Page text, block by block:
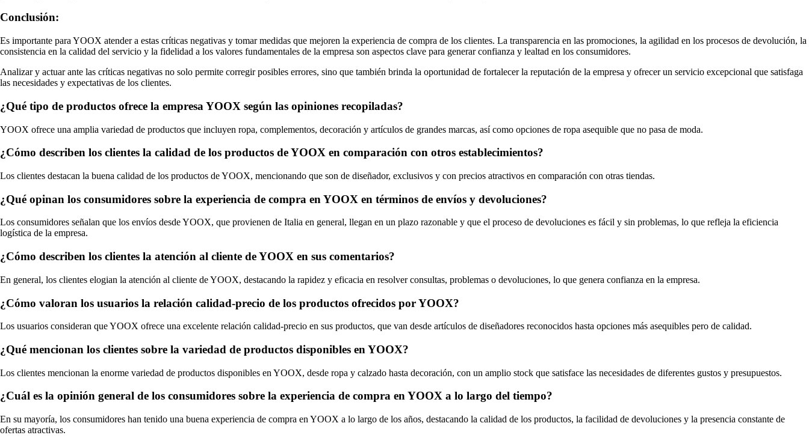
Conclusión:
Es importante para YOOX atender a estas críticas negativas y tomar medidas que mejoren la experiencia de compra de los clientes. La transparencia en las promociones, la agilidad en los procesos de devolución, la
consistencia en la calidad del servicio y la fidelidad a los valores fundamentales de la empresa son aspectos clave para generar confianza y lealtad en los consumidores.
Analizar y actuar ante las críticas negativas no solo permite corregir posibles errores, sino que también brinda la oportunidad de fortalecer la reputación de la empresa y ofrecer un servicio excepcional que satisfaga
las necesidades y expectativas de los clientes.
¿Qué tipo de productos ofrece la empresa YOOX según las opiniones recopiladas?
YOOX ofrece una amplia variedad de productos que incluyen ropa, complementos, decoración y artículos de grandes marcas, así como opciones de ropa asequible que no pasa de moda.
¿Cómo describen los clientes la calidad de los productos de YOOX en comparación con otros establecimientos?
Los clientes destacan la buena calidad de los productos de YOOX, mencionando que son de diseñador, exclusivos y con precios atractivos en comparación con otras tiendas.
¿Qué opinan los consumidores sobre la experiencia de compra en YOOX en términos de envíos y devoluciones?
Los consumidores señalan que los envíos desde YOOX, que provienen de Italia en general, llegan en un plazo razonable y que el proceso de devoluciones es fácil y sin problemas, lo que refleja la eficiencia
logística de la empresa.
¿Cómo describen los clientes la atención al cliente de YOOX en sus comentarios?
En general, los clientes elogian la atención al cliente de YOOX, destacando la rapidez y eficacia en resolver consultas, problemas o devoluciones, lo que genera confianza en la empresa.
¿Cómo valoran los usuarios la relación calidad-precio de los productos ofrecidos por YOOX?
Los usuarios consideran que YOOX ofrece una excelente relación calidad-precio en sus productos, que van desde artículos de diseñadores reconocidos hasta opciones más asequibles pero de calidad.
¿Qué mencionan los clientes sobre la variedad de productos disponibles en YOOX?
Los clientes mencionan la enorme variedad de productos disponibles en YOOX, desde ropa y calzado hasta decoración, con un amplio stock que satisface las necesidades de diferentes gustos y presupuestos.
¿Cuál es la opinión general de los consumidores sobre la experiencia de compra en YOOX a lo largo del tiempo?
En su mayoría, los consumidores han tenido una buena experiencia de compra en YOOX a lo largo de los años, destacando la calidad de los productos, la facilidad de devoluciones y la presencia constante de
ofertas atractivas.